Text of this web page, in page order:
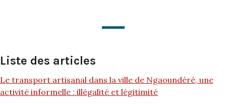
Liste des articles
Le transport artisanal dans la ville de Ngaoundéré, une
activité informelle : illégalité et légitimité